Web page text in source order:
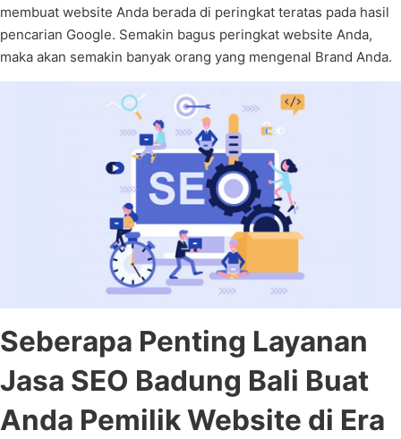
membuat website Anda berada di peringkat teratas pada hasil
pencarian Google. Semakin bagus peringkat website Anda,
maka akan semakin banyak orang yang mengenal Brand Anda.
Seberapa Penting Layanan
Jasa SEO Badung Bali Buat
Anda Pemilik Website di Era